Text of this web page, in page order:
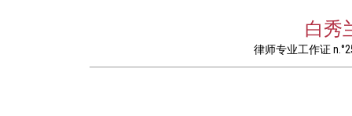
白秀
律师专业工作证